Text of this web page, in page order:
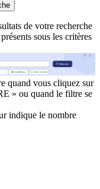
de votre recherche
sous les critères
quand vous cliquez sur
» ou quand le filtre se
indique le nombre